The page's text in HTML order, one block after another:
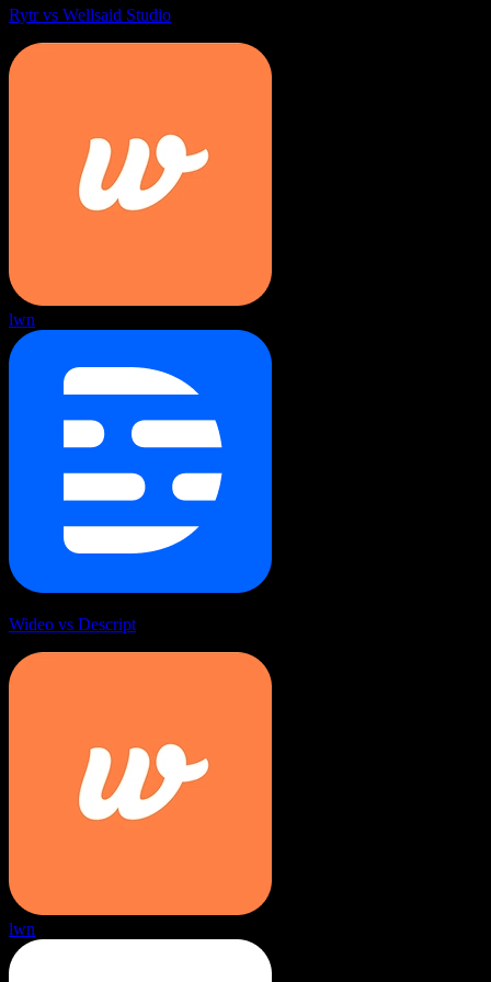
Rytr vs Wellsaid Studio
lwn
Wideo vs Descript
lwn